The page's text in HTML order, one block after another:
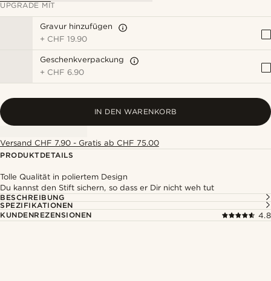
UPGRADE MIT
Gravur hinzufügen
+ CHF 19.90
Geschenkverpackung
+ CHF 6.90
IN DEN WARENKORB
Versand CHF 7.90 - Gratis ab CHF 75.00
PRODUKTDETAILS
Tolle Qualität in poliertem Design
Du kannst den Stift sichern, so dass er Dir nicht weh tut
BESCHREIBUNG
SPEZIFIKATIONEN
KUNDENREZENSIONEN
4.8